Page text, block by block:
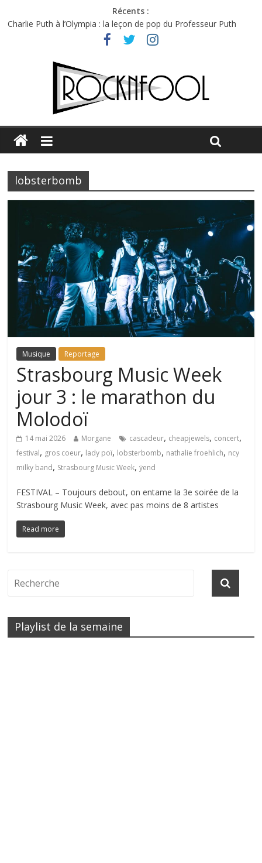
Récents :
Charlie Puth à l’Olympia : la leçon de pop du Professeur Puth
Festival Triptyque : un nouveau festival de musique indépendant
Hellfest 2026 vendredi : température et émotions en hausse
Hellfest 2026 jeudi : impossible de choisir entre chaleur et bonne
Première édition du Midgard Festival : entre bière, métal et
lobsterbomb
Musique Reportage
Strasbourg Music Week
jour 3 : le marathon du
Molodoï
14 mai 2026 Morgane cascadeur, cheapjewels, concert,
festival, gros coeur, lady poï, lobsterbomb, nathalie froehlich, ncy
milky band, Strasbourg Music Week,ÿend
FESTIVAL – Toujours debout, on entame la 3e soirée de la
Strasbourg Music Week, avec pas moins de 8 artistes
Read more
Playlist de la semaine